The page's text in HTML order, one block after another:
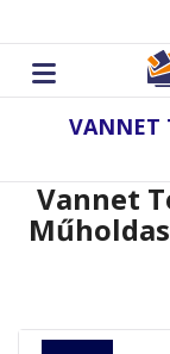
VANNET
Vannet